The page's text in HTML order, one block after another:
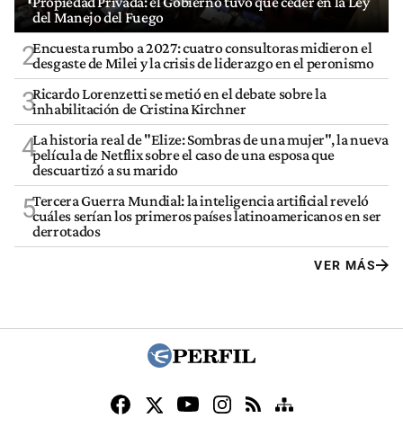
del Manejo del Fuego
2Encuesta rumbo a 2027: cuatro consultoras midieron el
desgaste de Milei y la crisis de liderazgo en el peronismo
3Ricardo Lorenzetti se metió en el debate sobre la
inhabilitación de Cristina Kirchner
4La historia real de "Elize: Sombras de una mujer", la nueva
película de Netflix sobre el caso de una esposa que
descuartizó a su marido
5Tercera Guerra Mundial: la inteligencia artificial reveló
cuáles serían los primeros países latinoamericanos en ser
derrotados
VER MÁS